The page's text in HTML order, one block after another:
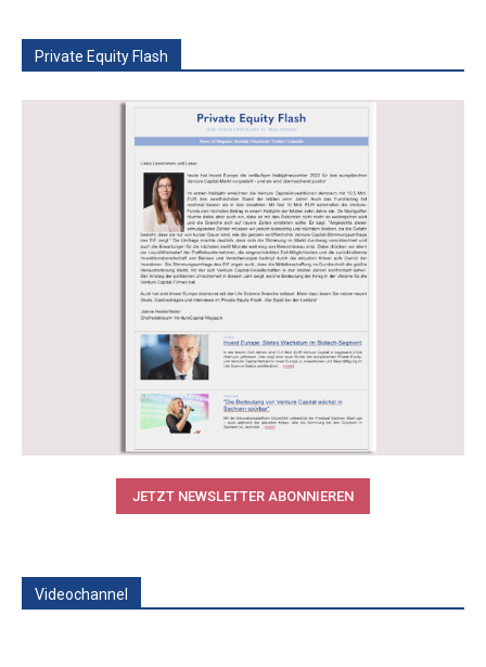
Private Equity Flash
JETZT NEWSLETTER ABONNIEREN
Videochannel